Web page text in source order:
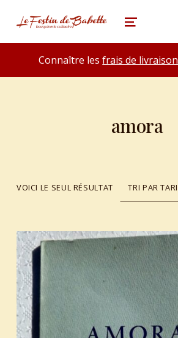
le festin de babette
"LE FESTIN DE BABETTE" – BOUQUINERIE GASTRONOMIQUE MENU
Connaître lesfrais de livraison
amora
VOICI LE SEUL RÉSULTAT
List of products